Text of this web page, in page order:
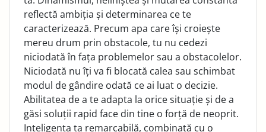
reflectă ambiția și determinarea ce te
caracterizează. Precum apa care își croiește
mereu drum prin obstacole, tu nu cedezi
niciodată în fața problemelor sau a obstacolelor.
Niciodată nu îți va fi blocată calea sau schimbat
modul de gândire odată ce ai luat o decizie.
Abilitatea de a te adapta la orice situație și de a
găsi soluții rapid face din tine o forță de neoprit.
Inteligența ta remarcabilă, combinată cu o